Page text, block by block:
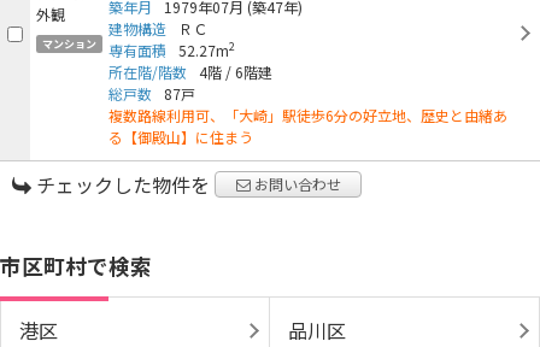
マンション
築年月 1979年07月 (築47年)
建物構造
ＲＣ
専有面積
52.27m2
所在階/階数 4階 /6階建
総戸数
87戸
複数路線利用可、「大崎」駅徒歩6分の好立地、歴史と由緒あ
る【御殿山】に住まう
チェックした物件を お問い合わせ
市区町村で検索
港区 品川区